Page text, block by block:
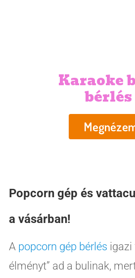
Karaoke
bérlés
Popcorn gép és
a vásárban!
A popcorn gép bérlés igazi
élményt” ad a bulinak,